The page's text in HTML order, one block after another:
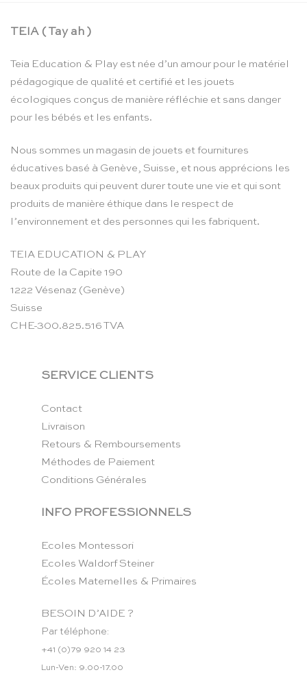
TEIA ( Tay ah )
Teia Education & Play est née d’un amour pour le matériel
pédagogique de qualité et certifié et les jouets
écologiques conçus de manière réfléchie et sans danger
pour les bébés et les enfants.
Nous sommes un magasin de jouets et fournitures
éducatives basé à Genève, Suisse, et nous apprécions les
beaux produits qui peuvent durer toute une vie et qui sont
produits de manière éthique dans le respect de
l’environnement et des personnes qui les fabriquent.
TEIA EDUCATION & PLAY
Route de la Capite 190
1222 Vésenaz (Genève)
Suisse
CHE-300.825.516 TVA
SERVICE CLIENTS
Contact
Livraison
Retours & Remboursements
Méthodes de Paiement
Conditions Générales
INFO PROFESSIONNELS
Ecoles Montessori
Ecoles Waldorf Steiner
Écoles Maternelles & Primaires
BESOIN D’AIDE ?
Par téléphone:
+41 (0)79 920 14 23
Lun-Ven: 9.00-17.00